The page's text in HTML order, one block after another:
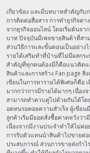
เกี่ยวข้อง และมีบทบาทสำคัญกับ
การติดต่อสื่อสาร การทำธุรกิจต่
จากธุรกิจออนไลน์ โดยเริ่มต้นจ
บาท ปัจจุบันมีเพจขายสินค้าที่สา
ส่วนวิธีการและขั้นตอนเป็นอย่าง
รายได้เสริมทำที่บ้านที่ไม่มีผลกร
สำคัญที่ทุกคนต้องมีก็คือแนวคิดแ
สินค้าและการสร้าง Fan page สิ่
เขียนในการหารายได้พิเศษก็คือ
มากกว่าการมีรายได้มากๆ เนื่อง
สามารถทำควบคู่ไปด้วยกันได้โด
อดทนรอคอยความสำเร็จ ผู้เขียน
ลูกค้าเริ่มมียอดสั่งซื้อคาดหวังว่า
เนื่องจากมีงานประจำทำให้ไม่ค่
การรับตัวแทนนำสินค้าไปขายต่
ประสบการณ์ ส่วนการขายส่งกำ